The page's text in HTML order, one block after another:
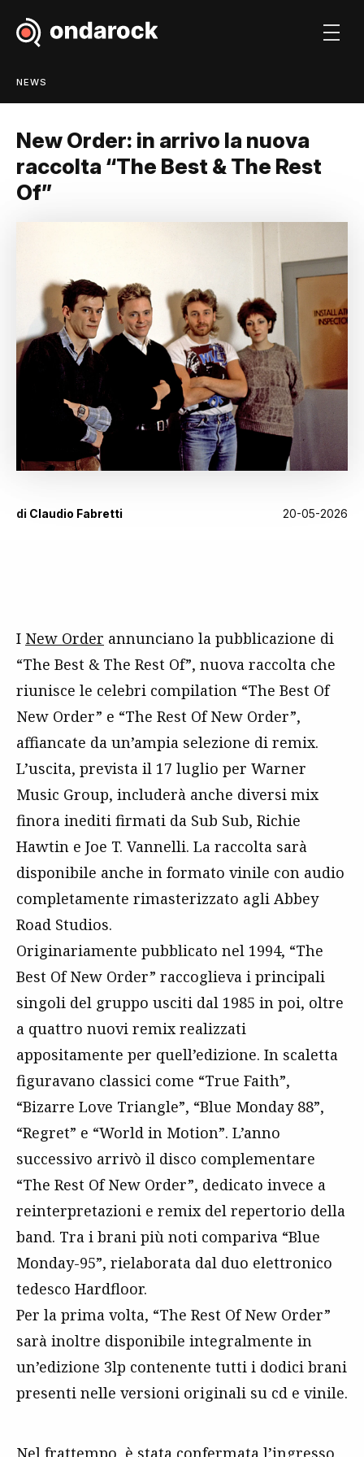
NEWS
New Order: in arrivo la nuova
raccolta “The Best & The Rest
Of”
di Claudio Fabretti 20-05-2026
I New Order annunciano la pubblicazione di
“The Best & The Rest Of”, nuova raccolta che
riunisce le celebri compilation “The Best Of
New Order” e “The Rest Of New Order”,
affiancate da un’ampia selezione di remix.
L’uscita, prevista il 17 luglio per Warner
Music Group, includerà anche diversi mix
finora inediti firmati da Sub Sub, Richie
Hawtin e Joe T. Vannelli. La raccolta sarà
disponibile anche in formato vinile con audio
completamente rimasterizzato agli Abbey
Road Studios.
Originariamente pubblicato nel 1994, “The
Best Of New Order” raccoglieva i principali
singoli del gruppo usciti dal 1985 in poi, oltre
a quattro nuovi remix realizzati
appositamente per quell’edizione. In scaletta
figuravano classici come “True Faith”,
“Bizarre Love Triangle”, “Blue Monday 88”,
“Regret” e “World in Motion”. L’anno
successivo arrivò il disco complementare
“The Rest Of New Order”, dedicato invece a
reinterpretazioni e remix del repertorio della
band. Tra i brani più noti compariva “Blue
Monday-95”, rielaborata dal duo elettronico
tedesco Hardfloor.
Per la prima volta, “The Rest Of New Order”
sarà inoltre disponibile integralmente in
un’edizione 3lp contenente tutti i dodici brani
presenti nelle versioni originali su cd e vinile.
Nel frattempo, è stata confermata l’ingresso